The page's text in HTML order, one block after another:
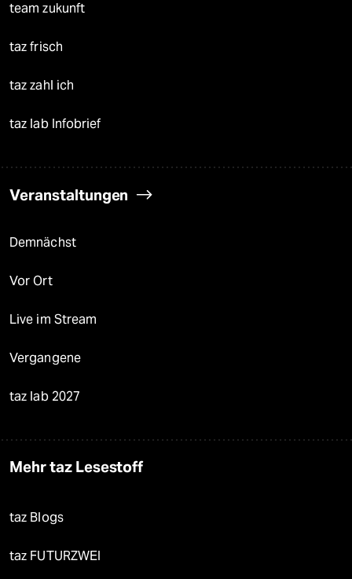
team zukunft
taz frisch
taz zahl ich
taz lab Infobrief
Veranstaltungen
Demnächst
Vor Ort
Live im Stream
Vergangene
taz lab 2027
Mehr taz Lesestoff
taz Blogs
taz FUTURZWEI